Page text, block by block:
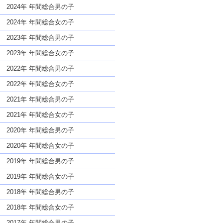
名前であっても奇抜すぎない
2024年 年間総合男の子
2024年 年間総合女の子
2023年 年間総合男の子
2023年 年間総合女の子
2022年 年間総合男の子
2022年 年間総合女の子
2021年 年間総合男の子
2021年 年間総合女の子
2020年 年間総合男の子
2020年 年間総合女の子
2019年 年間総合男の子
2019年 年間総合女の子
2018年 年間総合男の子
2018年 年間総合女の子